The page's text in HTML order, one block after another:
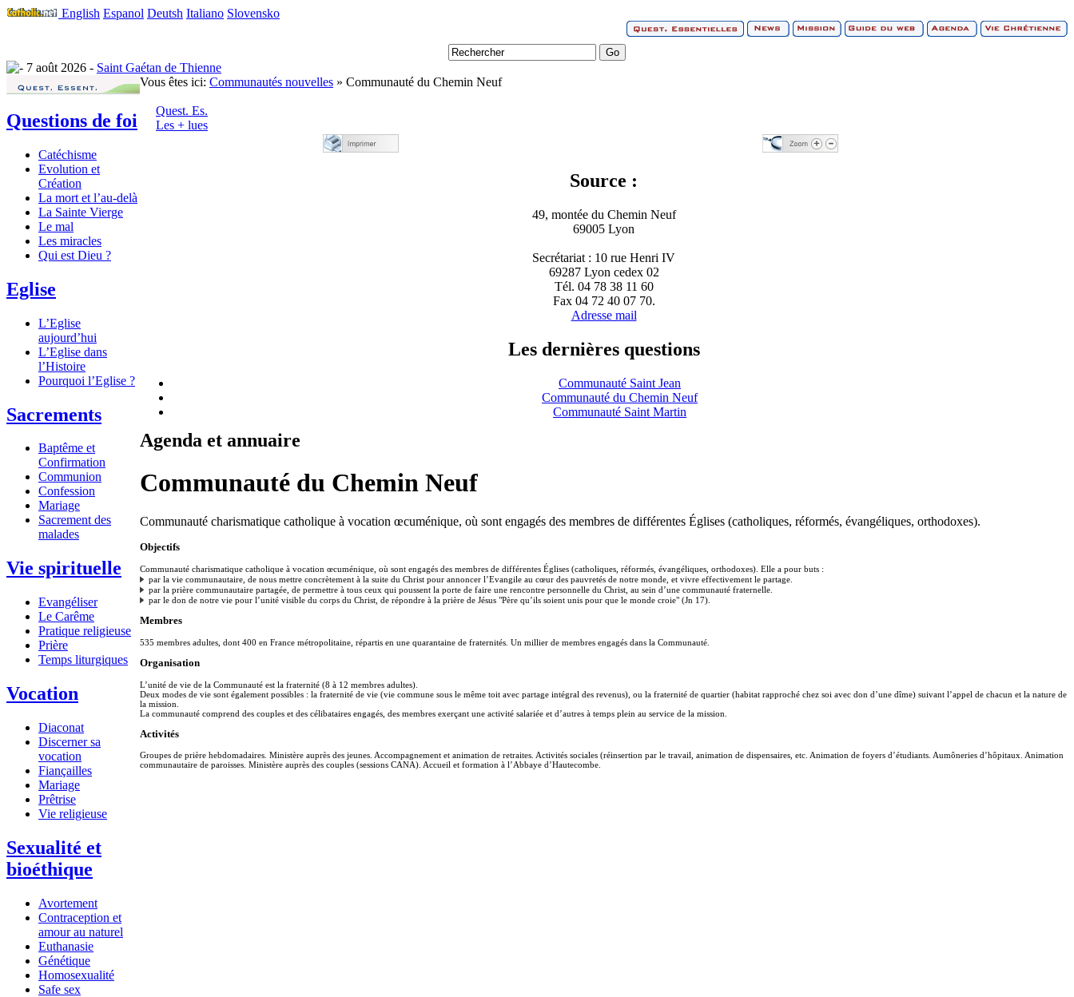
English Espanol Deutsh Italiano Slovensko
7 août 2026 - Saint Gaétan de Thienne
Questions de foi
Catéchisme
Evolution et
Création
La mort et l’au-delà
La Sainte Vierge
Le mal
Les miracles
Qui est Dieu ?
Eglise
L’Eglise
aujourd’hui
L’Eglise dans
l’Histoire
Pourquoi l’Eglise ?
Sacrements
Baptême et
Confirmation
Communion
Confession
Mariage
Sacrement des
malades
Vie spirituelle
Evangéliser
Le Carême
Pratique religieuse
Prière
Temps liturgiques
Vocation
Diaconat
Discerner sa
vocation
Fiançailles
Mariage
Prêtrise
Vie religieuse
Sexualité et
bioéthique
Avortement
Contraception et
amour au naturel
Euthanasie
Génétique
Homosexualité
Safe sex
Vous êtes ici: Communautés nouvelles » Communauté du Chemin Neuf
Quest. Es.
Les + lues
Source :
49, montée du Chemin Neuf
69005 Lyon
Secrétariat : 10 rue Henri IV
69287 Lyon cedex 02
Tél. 04 78 38 11 60
Fax 04 72 40 07 70.
Adresse mail
Les dernières questions
Communauté Saint Jean
Communauté du Chemin Neuf
Communauté Saint Martin
Agenda et annuaire
Communauté du Chemin Neuf
Communauté charismatique catholique à vocation œcuménique, où sont engagés des membres de différentes Églises (catholiques, réformés, évangéliques, orthodoxes).
Objectifs
Communauté charismatique catholique à vocation œcuménique, où sont engagés des membres de différentes Églises (catholiques, réformés, évangéliques, orthodoxes). Elle a pour buts :
par la vie communautaire, de nous mettre concrètement à la suite du Christ pour annoncer l’Evangile au cœur des pauvretés de notre monde, et vivre effectivement le partage.
par la prière communautaire partagée, de permettre à tous ceux qui poussent la porte de faire une rencontre personnelle du Christ, au sein d’une communauté fraternelle.
par le don de notre vie pour l’unité visible du corps du Christ, de répondre à la prière de Jésus "Père qu’ils soient unis pour que le monde croie" (Jn 17).
Membres
535 membres adultes, dont 400 en France métropolitaine, répartis en une quarantaine de fraternités. Un millier de membres engagés dans la Communauté.
Organisation
L’unité de vie de la Communauté est la fraternité (8 à 12 membres adultes).
Deux modes de vie sont également possibles : la fraternité de vie (vie commune sous le même toit avec partage intégral des revenus), ou la fraternité de quartier (habitat rapproché chez soi avec don d’une dîme) suivant l’appel de chacun et la nature de
la mission.
La communauté comprend des couples et des célibataires engagés, des membres exerçant une activité salariée et d’autres à temps plein au service de la mission.
Activités
Groupes de prière hebdomadaires. Ministère auprès des jeunes. Accompagnement et animation de retraites. Activités sociales (réinsertion par le travail, animation de dispensaires, etc. Animation de foyers d’étudiants. Aumôneries d’hôpitaux. Animation
communautaire de paroisses. Ministère auprès des couples (sessions CANA). Accueil et formation à l’Abbaye d’Hautecombe.